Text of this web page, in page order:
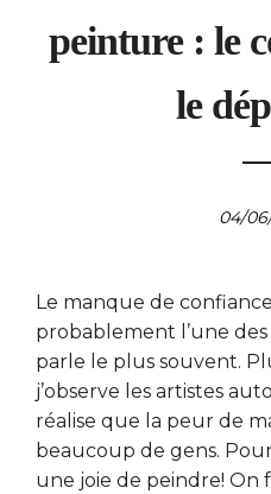
peinture : le
le
04/
Le manque de
probablement l’une
parle le plus souvent.
j’observe les artistes
réalise que la peur de
beaucoup de gens.
une joie de peindre! On